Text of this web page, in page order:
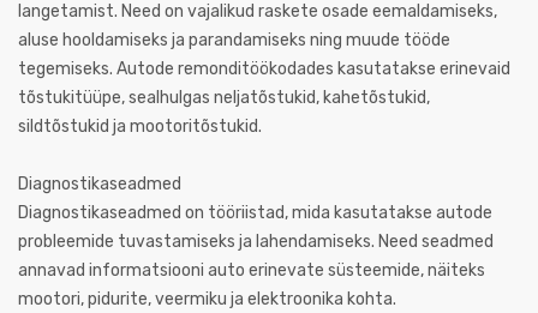
langetamist. Need on vajalikud raskete osade eemaldamiseks,
aluse hooldamiseks ja parandamiseks ning muude tööde
tegemiseks. Autode remonditöökodades kasutatakse erinevaid
tõstukitüüpe, sealhulgas neljatõstukid, kahetõstukid,
sildtõstukid ja mootoritõstukid.
Diagnostikaseadmed
Diagnostikaseadmed on tööriistad, mida kasutatakse autode
probleemide tuvastamiseks ja lahendamiseks. Need seadmed
annavad informatsiooni auto erinevate süsteemide, näiteks
mootori, pidurite, veermiku ja elektroonika kohta.